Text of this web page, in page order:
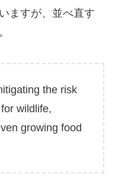
ますが、並べ直す
the risk
wildlife,
growing food